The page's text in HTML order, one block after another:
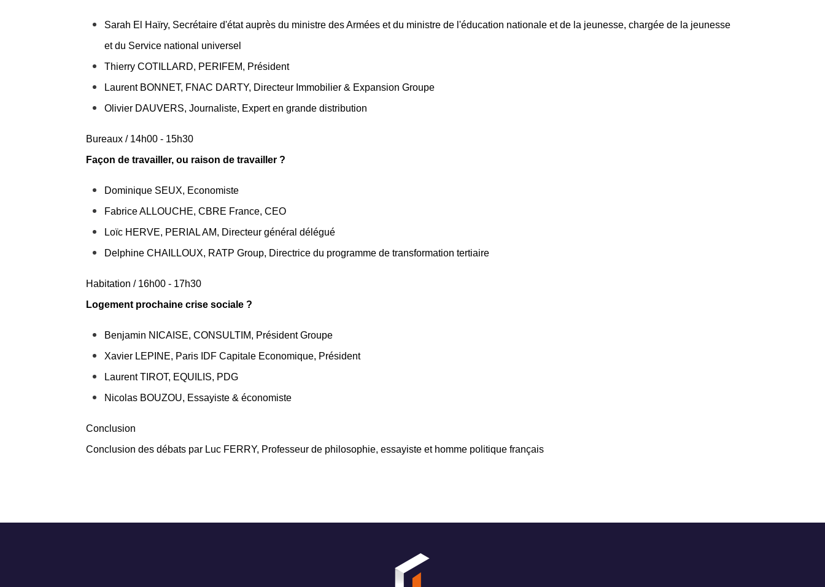
Sarah El Haïry, Secrétaire d'état auprès du ministre des Armées et du ministre de l'éducation nationale et de la jeunesse, chargée de la jeunesse
et du Service national universel
Thierry COTILLARD, PERIFEM, Président
Laurent BONNET, FNAC DARTY, Directeur Immobilier & Expansion Groupe
Olivier DAUVERS, Journaliste, Expert en grande distribution
Bureaux / 14h00 - 15h30
Façon de travailler, ou raison de travailler ?
Dominique SEUX, Economiste
Fabrice ALLOUCHE, CBRE France, CEO
Loïc HERVE, PERIAL AM, Directeur général délégué
Delphine CHAILLOUX, RATP Group, Directrice du programme de transformation tertiaire
Habitation / 16h00 - 17h30
Logement prochaine crise sociale ?
Benjamin NICAISE, CONSULTIM, Président Groupe
Xavier LEPINE, Paris IDF Capitale Economique, Président
Laurent TIROT, EQUILIS, PDG
Nicolas BOUZOU, Essayiste & économiste
Conclusion
Conclusion des débats par Luc FERRY, Professeur de philosophie, essayiste et homme politique français